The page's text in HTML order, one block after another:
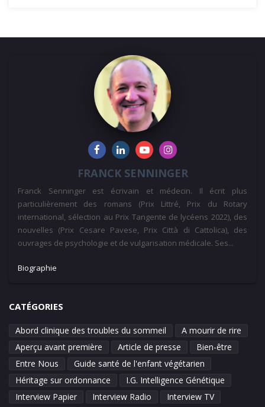
FRANCK SENNINGER
Franck Senninger est écrivain et médecin. Il écrit plus
particulièrement des romans (Prix Littré, Prix du Rotary
international, sélection au Prix Tangente de lycéens 2022), des
nouvelles (Prix Cesare Pavese, Prix Città di Cattolica), des
ouvrages de psychologie et de vulgarisation médicale. Ses...
Biographie
CATÉGORIES
Abord clinique des troubles du sommeil
A mourir de rire
Aperçu avant première
Article de presse
Bien-être
Entre Nous
Guide santé de l'enfant végétarien
Héritage sur ordonnance
I.G. Intelligence Génétique
Interview Papier
Interview Radio
Interview TV